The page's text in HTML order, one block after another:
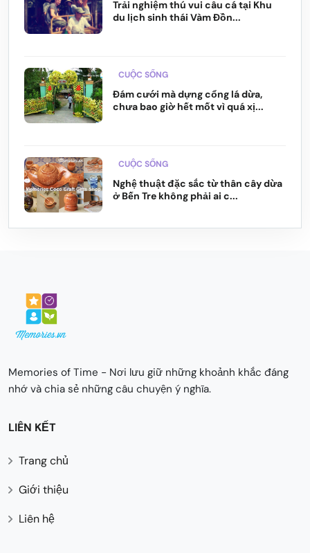
Trải nghiệm thú vui câu cá tại Khu
du lịch sinh thái Vàm Đồn...
CUỘC SỐNG
Đám cưới mà dựng cổng lá dừa,
chưa bao giờ hết mốt vì quá xị...
CUỘC SỐNG
Nghệ thuật đặc sắc từ thân cây dừa
ở Bến Tre không phải ai c...
Memories of Time - Nơi lưu giữ những khoảnh khắc đáng
nhớ và chia sẻ những câu chuyện ý nghĩa.
LIÊN KẾT
Trang chủ
Giới thiệu
Liên hệ